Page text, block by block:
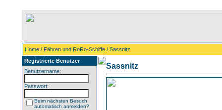
Home / Fähren und RoRo-Schiffe / Sassnitz
Registrierte Benutzer
Benutzername:
Passwort:
Beim nächsten Besuch
automatisch anmelden?
Sassnitz